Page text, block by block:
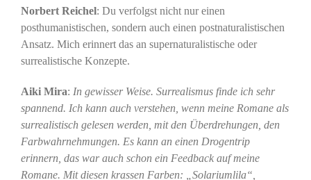
Norbert Reichel: Du verfolgst nicht nur einen
posthumanistischen, sondern auch einen postnaturalistischen
Ansatz. Mich erinnert das an supernaturalistische oder
surrealistische Konzepte.
Aiki Mira: In gewisser Weise. Surrealismus finde ich sehr
spannend. Ich kann auch verstehen, wenn meine Romane als
surrealistisch gelesen werden, mit den Überdrehungen, den
Farbwahrnehmungen. Es kann an einen Drogentrip
erinnern, das war auch schon ein Feedback auf meine
Romane. Mit diesen krassen Farben: „Solariumlila“,